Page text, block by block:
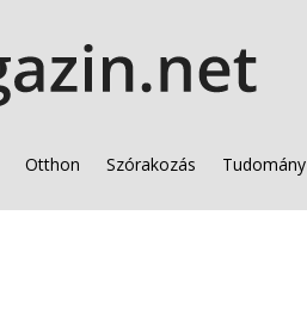
Otthon Szórakozás Tudomány